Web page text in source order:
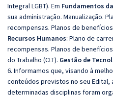
Integral LGBT). Em Fundamentos
sua administração. Manualização.
recompensas. Planos de
Recursos Humanos: Plano de
recompensas. Planos de
do Trabalho (CLT). Gestão de
6. Informamos que, visando à
conteúdos previstos no seu Edital,
determinadas disciplinas foram